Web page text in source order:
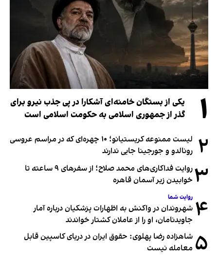
۱
یکی از بستگان خامنه‌ای آشکارا در پی جذب نیرو برای
گذر از جمهوری اسلامی به حکومت اسلامی است
۲
لیست ممنوعه کریستیانو؛ ۱۰ چهره‌ای که در مراسم عروسی
رونالدو و جورجینا جایی ندارند
۳
روایت فداکاری‌های محمد صلاح؛ از سفرهای ۹ ساعته تا
خوابیدن زیر آسمان قاهره
۴ روایت شما
شهروندان در واکنش به اظهارات پزشکیان درباره آمار
جاویدنامان، او را از عاملان کشتار خواندند
۵ شاهزاده رضا پهلوی: حقوق ایران در دریای کاسپین قابل
معامله نیست